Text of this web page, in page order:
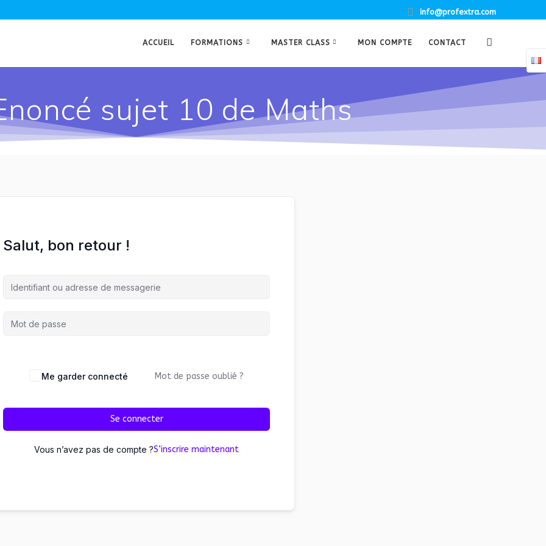
info@profextra.com
ACCUEIL FORMATIONS MASTER CLASS MON COMPTE CONTACT
sujet 10 de Maths
Salut, bon retour !
Me garder connecté Mot de passe oublié ?
Se connecter
Vous n’avez pas de compte ?S’inscrire maintenant